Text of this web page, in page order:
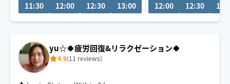
11:30 12:00 12:30 13:00 12:00 12:30
yu☆🍀疲労回復&リラクゼーション🍀
4.9(11 reviews)